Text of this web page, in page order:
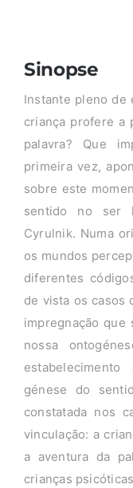
Sinopse
Instante pleno de
criança profere a
palavra? Que
primeira vez,
sobre este
sentido no ser
Cyrulnik. Numa
os mundos
diferentes
de vista os casos
impregnação
nossa
génese do
constatada nos
vinculação: a
a aventura da
crianças